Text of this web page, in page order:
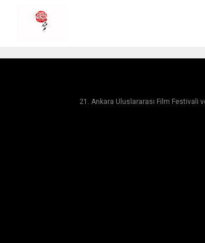
21. Ankara Uluslararası Film